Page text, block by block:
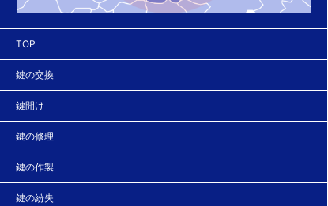
TOP
鍵の交換
鍵開け
鍵の修理
鍵の作製
鍵の紛失